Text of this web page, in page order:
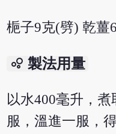
梔子9克(劈) 乾薑
bubble_chart 製法用量
以水400毫升，
服，溫進一服，